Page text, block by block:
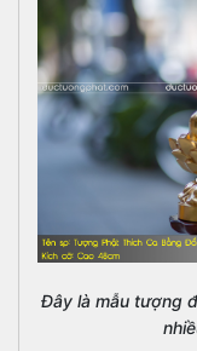
Đây là mẫu tượng